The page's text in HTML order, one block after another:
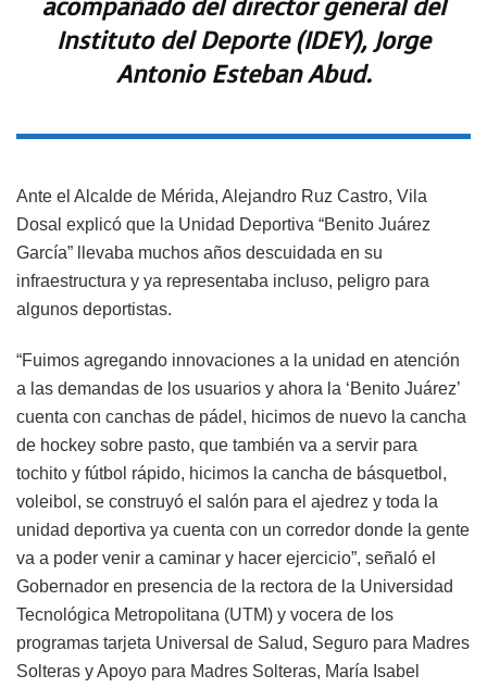
acompañado del director general del
Instituto del Deporte (IDEY), Jorge
Antonio Esteban Abud.
Ante el Alcalde de Mérida, Alejandro Ruz Castro, Vila
Dosal explicó que la Unidad Deportiva “Benito Juárez
García” llevaba muchos años descuidada en su
infraestructura y ya representaba incluso, peligro para
algunos deportistas.
“Fuimos agregando innovaciones a la unidad en atención
a las demandas de los usuarios y ahora la ‘Benito Juárez’
cuenta con canchas de pádel, hicimos de nuevo la cancha
de hockey sobre pasto, que también va a servir para
tochito y fútbol rápido, hicimos la cancha de básquetbol,
voleibol, se construyó el salón para el ajedrez y toda la
unidad deportiva ya cuenta con un corredor donde la gente
va a poder venir a caminar y hacer ejercicio”, señaló el
Gobernador en presencia de la rectora de la Universidad
Tecnológica Metropolitana (UTM) y vocera de los
programas tarjeta Universal de Salud, Seguro para Madres
Solteras y Apoyo para Madres Solteras, María Isabel